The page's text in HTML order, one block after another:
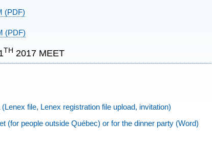
(PDF)
(PDF)
TH 2017 MEET
file, Lenex registration file upload, invitation)
(for people outside Québec) or for the dinner party (Word)